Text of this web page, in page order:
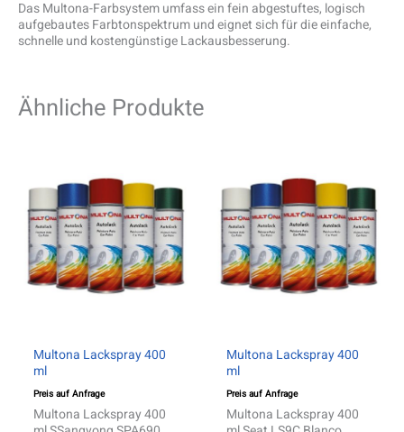
Das Multona-Farbsystem umfass ein fein abgestuftes, logisch
aufgebautes Farbtonspektrum und eignet sich für die einfache,
schnelle und kostengünstige Lackausbesserung.
Ähnliche Produkte
Multona Lackspray 400
ml
Preis auf Anfrage
Multona Lackspray 400
Multona Lackspray 400
ml
Preis auf Anfrage
Multona Lackspray 400